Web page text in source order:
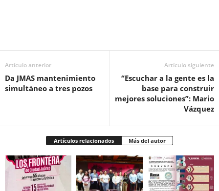
Artículo anterior
Da JMAS mantenimiento
simultáneo a tres pozos
Artículo siguiente
“Escuchar a la gente es la
base para construir
mejores soluciones”: Mario
Vázquez
Artículos relacionados Más del autor